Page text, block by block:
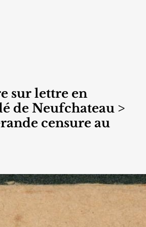
sur lettre en
de Neufchateau >
censure au